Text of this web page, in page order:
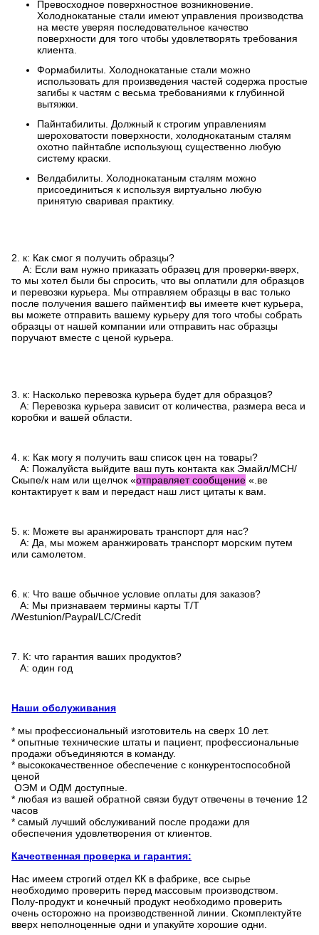
Превосходное поверхностное возникновение.
Холоднокатаные стали имеют управления производства
на месте уверяя последовательное качество
поверхности для того чтобы удовлетворять требования
клиента.
Формабилиты. Холоднокатаные стали можно
использовать для произведения частей содержа простые
загибы к частям с весьма требованиями к глубинной
вытяжки.
Пайнтабилиты. Должный к строгим управлениям
шероховатости поверхности, холоднокатаным сталям
охотно пайнтабле использующ существенно любую
систему краски.
Велдабилиты. Холоднокатаным сталям можно
присоединиться к используя виртуально любую
принятую сваривая практику.
2. к: Как смог я получить образцы?
А: Если вам нужно приказать образец для проверки-вверх,
то мы хотел были бы спросить, что вы оплатили для образцов
и перевозки курьера. Мы отправляем образцы в вас только
после получения вашего паймент.иф вы имеете кчет курьера,
вы можете отправить вашему курьеру для того чтобы собрать
образцы от нашей компании или отправить нас образцы
поручают вместе с ценой курьера.
3. к: Насколько перевозка курьера будет для образцов?
А: Перевозка курьера зависит от количества, размера веса и
коробки и вашей области.
4. к: Как могу я получить ваш список цен на товары?
А: Пожалуйста выйдите ваш путь контакта как Эмайл/МСН/
Скыпе/к нам или щелчок «отправляет сообщение «.ве
контактирует к вам и передаст наш лист цитаты к вам.
5. к: Можете вы аранжировать транспорт для нас?
А: Да, мы можем аранжировать транспорт морским путем
или самолетом.
6. к: Что ваше обычное условие оплаты для заказов?
А: Мы признаваем термины карты Т/Т
/Westunion/Paypal/LC/Credit
7. К: что гарантия ваших продуктов?
А: один год
Наши обслуживания
* мы профессиональный изготовитель на сверх 10 лет.
* опытные технические штаты и пациент, профессиональные
продажи объединяются в команду.
* высококачественное обеспечение с конкурентоспособной
ценой
ОЭМ и ОДМ доступные.
* любая из вашей обратной связи будут отвечены в течение 12
часов
* самый лучший обслуживаний после продажи для
обеспечения удовлетворения от клиентов.
Качественная проверка и гарантия:
Нас имеем строгий отдел КК в фабрике, все сырье
необходимо проверить перед массовым производством.
Полу-продукт и конечный продукт необходимо проверить
очень осторожно на производственной линии. Скомплектуйте
вверх неполноценные одни и упакуйте хорошие одни.